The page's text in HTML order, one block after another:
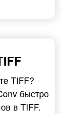
TIFF?
быстро
в TIFF.